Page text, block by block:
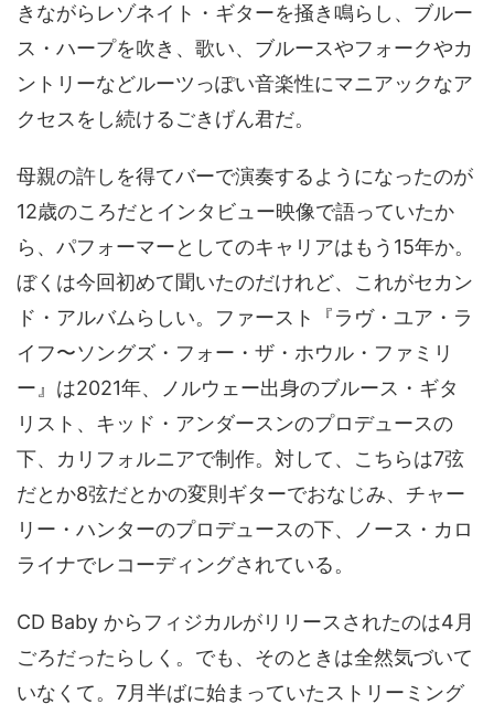
きながらレゾネイト・ギターを掻き鳴らし、ブルー
ス・ハープを吹き、歌い、ブルースやフォークやカ
ントリーなどルーツっぽい音楽性にマニアックなア
クセスをし続けるごきげん君だ。
母親の許しを得てバーで演奏するようになったのが
12歳のころだとインタビュー映像で語っていたか
ら、パフォーマーとしてのキャリアはもう15年か。
ぼくは今回初めて聞いたのだけれど、これがセカン
ド・アルバムらしい。ファースト『ラヴ・ユア・ラ
イフ〜ソングズ・フォー・ザ・ホウル・ファミリ
ー』は2021年、ノルウェー出身のブルース・ギタ
リスト、キッド・アンダースンのプロデュースの
下、カリフォルニアで制作。対して、こちらは7弦
だとか8弦だとかの変則ギターでおなじみ、チャー
リー・ハンターのプロデュースの下、ノース・カロ
ライナでレコーディングされている。
CD Baby からフィジカルがリリースされたのは4月
ごろだったらしく。でも、そのときは全然気づいて
いなくて。7月半ばに始まっていたストリーミング